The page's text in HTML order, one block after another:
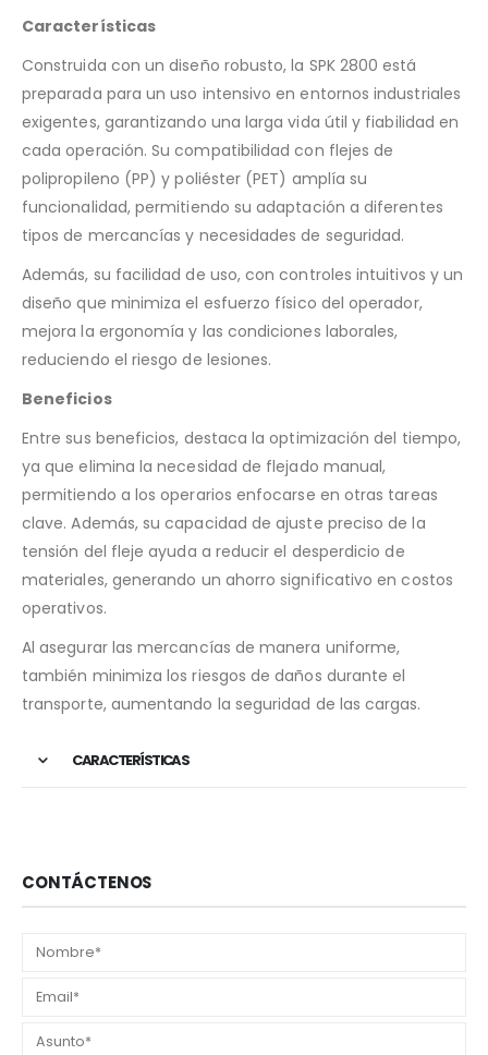
Características
Construida con un diseño robusto, la SPK 2800 está
preparada para un uso intensivo en entornos industriales
exigentes, garantizando una larga vida útil y fiabilidad en
cada operación. Su compatibilidad con flejes de
polipropileno (PP) y poliéster (PET) amplía su
funcionalidad, permitiendo su adaptación a diferentes
tipos de mercancías y necesidades de seguridad.
Además, su facilidad de uso, con controles intuitivos y un
diseño que minimiza el esfuerzo físico del operador,
mejora la ergonomía y las condiciones laborales,
reduciendo el riesgo de lesiones.
Beneficios
Entre sus beneficios, destaca la optimización del tiempo,
ya que elimina la necesidad de flejado manual,
permitiendo a los operarios enfocarse en otras tareas
clave. Además, su capacidad de ajuste preciso de la
tensión del fleje ayuda a reducir el desperdicio de
materiales, generando un ahorro significativo en costos
operativos.
Al asegurar las mercancías de manera uniforme,
también minimiza los riesgos de daños durante el
transporte, aumentando la seguridad de las cargas.
CARACTERÍSTICAS
CONTÁCTENOS